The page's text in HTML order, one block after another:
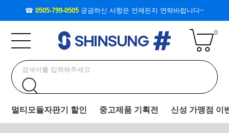
☎ 0505-799-0505 궁금하신 사항은 언제든지 연락바랍니다~
0
멀티모듈자판기 할인 중고제품 기획전 신성 가맹점 이